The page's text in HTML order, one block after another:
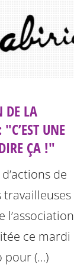
DE LA
UNE
ÇA !"
de
travailleuses
l’association
ce mardi
pour (…)